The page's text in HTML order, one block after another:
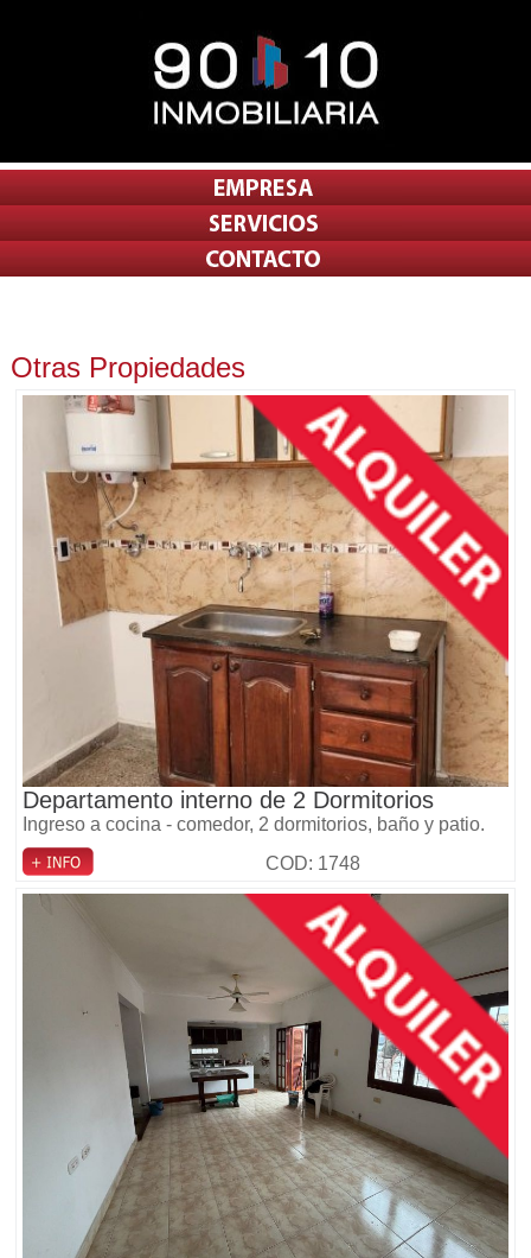
Otras Propiedades
Departamento interno de 2 Dormitorios
Ingreso a cocina - comedor, 2 dormitorios, baño y patio.
COD: 1748